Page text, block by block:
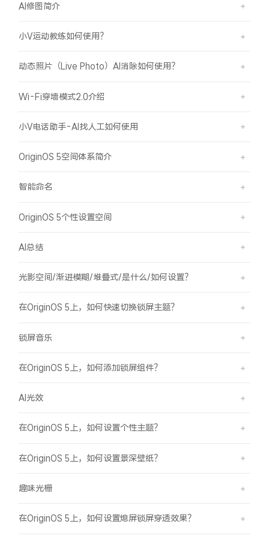
AI修图简介
小V运动教练如何使用？
动态照片（Live Photo）AI消除如何使用？
Wi-Fi穿墙模式2.0介绍
小V电话助手-AI找人工如何使用
OriginOS 5空间体系简介
智能命名
OriginOS 5个性设置空间
AI总结
光影空间/渐进模糊/堆叠式/是什么/如何设置？
在OriginOS 5上，如何快速切换锁屏主题？
锁屏音乐
在OriginOS 5上，如何添加锁屏组件？
AI光效
在OriginOS 5上，如何设置个性主题？
在OriginOS 5上，如何设置景深壁纸？
趣味光栅
在OriginOS 5上，如何设置熄屏锁屏穿透效果？